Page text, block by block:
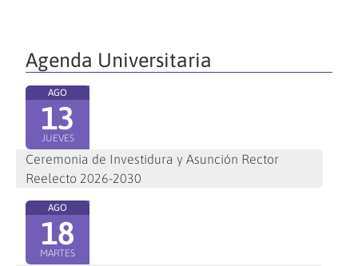
Agenda Universitaria
AGO
13
JUEVES
Ceremonia de Investidura y Asunción Rector
Reelecto 2026-2030
AGO
18
MARTES